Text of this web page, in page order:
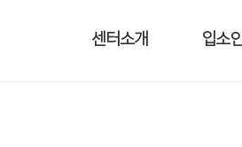
센터소개 입소